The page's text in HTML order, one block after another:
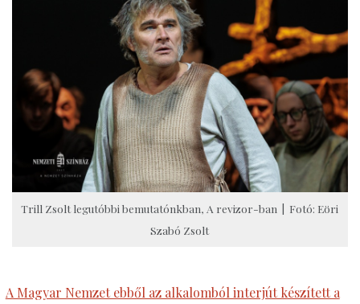
Trill Zsolt legutóbbi bemutatónkban, A revizor-ban | Fotó: Eöri
Szabó Zsolt
A Magyar Nemzet ebből az alkalomból interjút készített a